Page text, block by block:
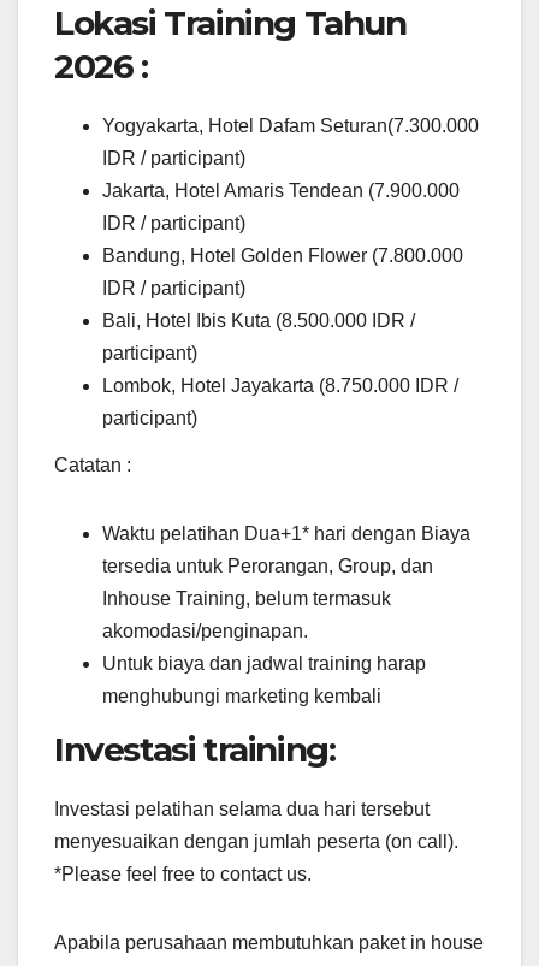
Lokasi Training Tahun
2026 :
Yogyakarta, Hotel Dafam Seturan(7.300.000
IDR / participant)
Jakarta, Hotel Amaris Tendean (7.900.000
IDR / participant)
Bandung, Hotel Golden Flower (7.800.000
IDR / participant)
Bali, Hotel Ibis Kuta (8.500.000 IDR /
participant)
Lombok, Hotel Jayakarta (8.750.000 IDR /
participant)
Catatan :
Waktu pelatihan Dua+1* hari dengan Biaya
tersedia untuk Perorangan, Group, dan
Inhouse Training, belum termasuk
akomodasi/penginapan.
Untuk biaya dan jadwal training harap
menghubungi marketing kembali
Investasi training:
Investasi pelatihan selama dua hari tersebut
menyesuaikan dengan jumlah peserta (on call).
*Please feel free to contact us.
Apabila perusahaan membutuhkan paket in house